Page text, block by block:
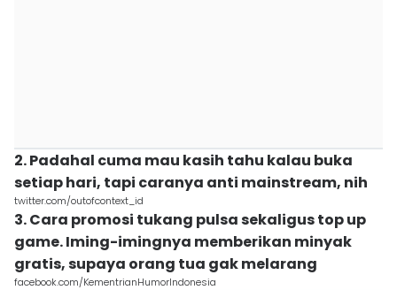
2. Padahal cuma mau kasih tahu kalau buka
setiap hari, tapi caranya anti mainstream, nih
twitter.com/outofcontext_id
3. Cara promosi tukang pulsa sekaligus top up
game. Iming-imingnya memberikan minyak
gratis, supaya orang tua gak melarang
facebook.com/KementrianHumorIndonesia